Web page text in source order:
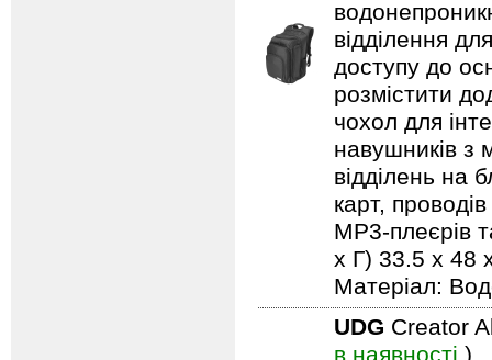
відділення
доступу до
розмістити
чохол для
навушників з
відділень на
карт,
MP3-плеєрів
х Г) 33.5 x 48
Матеріал:
UDG Creator